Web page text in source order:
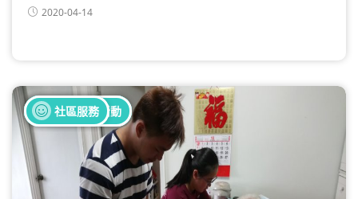
2020-04-14
全部健康活動
全部義工活動
社區服務